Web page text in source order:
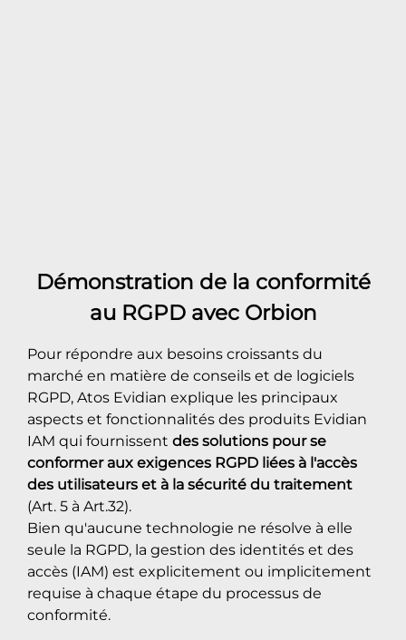
Démonstration de la conformité
au RGPD avec Orbion
Pour répondre aux besoins croissants du
marché en matière de conseils et de logiciels
RGPD, Atos Evidian explique les principaux
aspects et fonctionnalités des produits Evidian
IAM qui fournissent des solutions pour se
conformer aux exigences RGPD liées à l'accès
des utilisateurs et à la sécurité du traitement
(Art. 5 à Art.32).
Bien qu'aucune technologie ne résolve à elle
seule la RGPD, la gestion des identités et des
accès (IAM) est explicitement ou implicitement
requise à chaque étape du processus de
conformité.